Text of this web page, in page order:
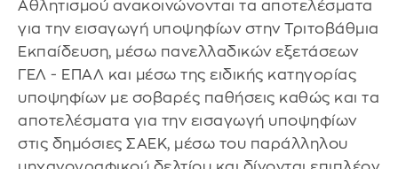
Αθλητισμού ανακοινώνονται τα αποτελέσματα
για την εισαγωγή υποψηφίων στην Τριτοβάθμια
Εκπαίδευση, μέσω πανελλαδικών εξετάσεων
ΓΕΛ - ΕΠΑΛ και μέσω της ειδικής κατηγορίας
υποψηφίων με σοβαρές παθήσεις καθώς και τα
αποτελέσματα για την εισαγωγή υποψηφίων
στις δημόσιες ΣΑΕΚ, μέσω του παράλληλου